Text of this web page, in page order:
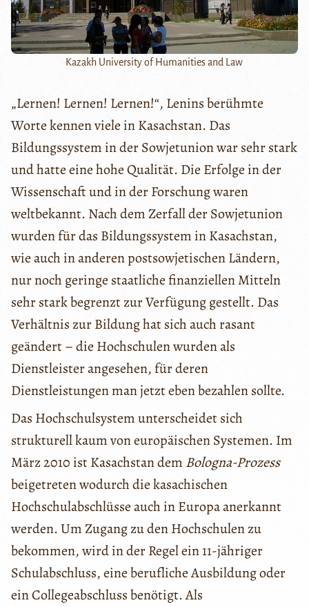
Kazakh University of Humanities and Law
„Lernen! Lernen! Lernen!“, Lenins berühmte
Worte kennen viele in Kasachstan. Das
Bildungssystem in der Sowjetunion war sehr stark
und hatte eine hohe Qualität. Die Erfolge in der
Wissenschaft und in der Forschung waren
weltbekannt. Nach dem Zerfall der Sowjetunion
wurden für das Bildungssystem in Kasachstan,
wie auch in anderen postsowjetischen Ländern,
nur noch geringe staatliche finanziellen Mitteln
sehr stark begrenzt zur Verfügung gestellt. Das
Verhältnis zur Bildung hat sich auch rasant
geändert – die Hochschulen wurden als
Dienstleister angesehen, für deren
Dienstleistungen man jetzt eben bezahlen sollte.
Das Hochschulsystem unterscheidet sich
strukturell kaum von europäischen Systemen. Im
März 2010 ist Kasachstan dem Bologna-Prozess
beigetreten wodurch die kasachischen
Hochschulabschlüsse auch in Europa anerkannt
werden. Um Zugang zu den Hochschulen zu
bekommen, wird in der Regel ein 11-jähriger
Schulabschluss, eine berufliche Ausbildung oder
ein Collegeabschluss benötigt. Als